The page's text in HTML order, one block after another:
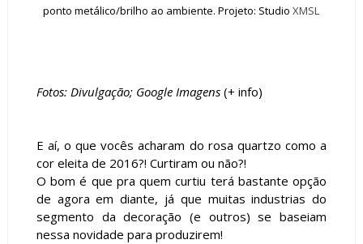
ponto metálico/brilho ao ambiente. Projeto: StudioXMSL
Fotos: Divulgação; Google Imagens(+ info)
E aí, o que vocês acharam do rosa quartzo como a
cor eleita de 2016?! Curtiram ou não?!
O bom é que pra quem curtiu terá bastante opção
de agora em diante, já que muitas industrias do
segmento da decoração (e outros) se baseiam
nessa novidade para produzirem!